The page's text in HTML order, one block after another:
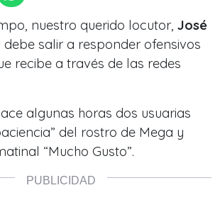
nuestro querido locutor, José
debe salir a responder ofensivos
recibe a través de las redes
algunas horas dos usuarias
del rostro de Mega y
“Mucho Gusto”.